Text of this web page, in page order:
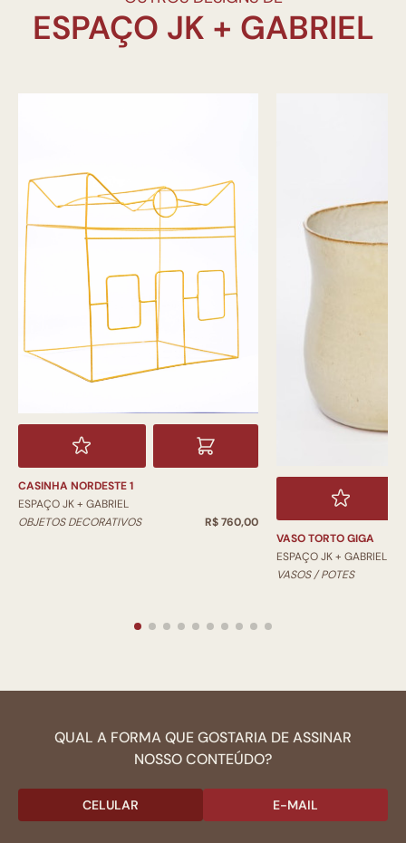
CASINHA NORDESTE 1
ESPAÇO JK + GABRIEL
OBJETOS DECORATIVOS
R$ 760,00
VASO TORTO GIGA
ESPAÇO JK + GABRIEL
VASOS / POTES
QUAL A FORMA QUE GOSTARIA DE ASSINAR
NOSSO CONTEÚDO?
CELULAR E-MAIL